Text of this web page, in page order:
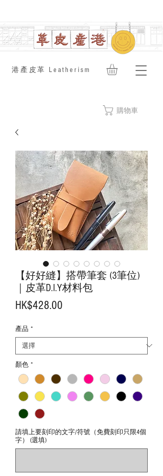
​港產皮革 Leatherism
購物車
【好好縫】搭帶筆套 (3筆位)
｜皮革D.I.Y材料包
HK$428.00
產品 *
顏色 *
請填上要刻印的文字/符號（免費刻印只限4個
字） (選填)